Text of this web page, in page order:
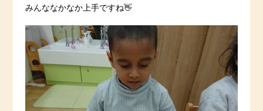
みんななかなか上手ですね👋